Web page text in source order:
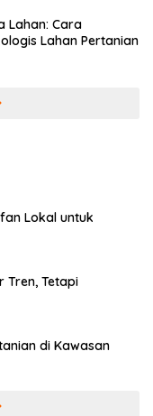
Lahan: Cara
Lahan Pertanian
Lokal untuk
Tren, Tetapi
di Kawasan